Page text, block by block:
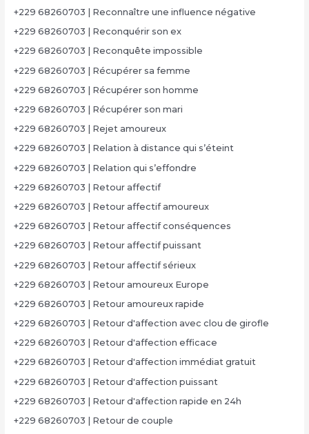
+229 68260703 | Reconnaître une influence négative
+229 68260703 | Reconquérir son ex
+229 68260703 | Reconquête impossible
+229 68260703 | Récupérer sa femme
+229 68260703 | Récupérer son homme
+229 68260703 | Récupérer son mari
+229 68260703 | Rejet amoureux
+229 68260703 | Relation à distance qui s’éteint
+229 68260703 | Relation qui s’effondre
+229 68260703 | Retour affectif
+229 68260703 | Retour affectif amoureux
+229 68260703 | Retour affectif conséquences
+229 68260703 | Retour affectif puissant
+229 68260703 | Retour affectif sérieux
+229 68260703 | Retour amoureux Europe
+229 68260703 | Retour amoureux rapide
+229 68260703 | Retour d'affection avec clou de girofle
+229 68260703 | Retour d'affection efficace
+229 68260703 | Retour d'affection immédiat gratuit
+229 68260703 | Retour d'affection puissant
+229 68260703 | Retour d'affection rapide en 24h
+229 68260703 | Retour de couple